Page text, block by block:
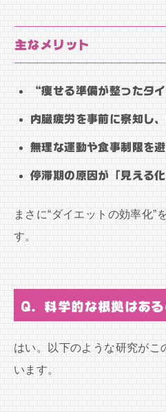
主なメリット
“痩せる準備が整ったタ
内臓疲労を事前に察知し
無理な運動や食事制限を
停滞期の原因が「見える
まさに“ダイエットの効率化”
す。
Q. 科学的な根拠はある
はい。以下のような研究がこ
います。